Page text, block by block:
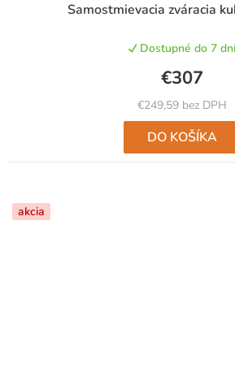
Samostmievacia zváracia
Dostupné do 7 dní
€249,59 bez DPH
€307
DO KOŠÍKA
akcia